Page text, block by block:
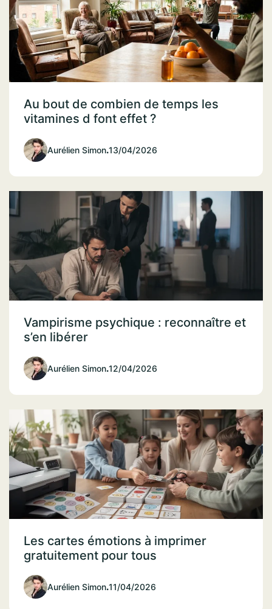
Au bout de combien de temps les
vitamines d font effet ?
Aurélien Simon.13/04/2026
Vampirisme psychique : reconnaître et
s’en libérer
Aurélien Simon.12/04/2026
Les cartes émotions à imprimer
gratuitement pour tous
Aurélien Simon.11/04/2026